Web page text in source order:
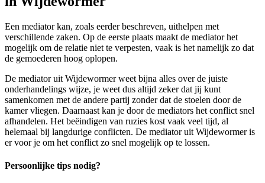
Een mediator kan, zoals eerder beschreven, uithelpen met
verschillende zaken. Op de eerste plaats maakt de mediator het
mogelijk om de relatie niet te verpesten, vaak is het namelijk zo dat
de gemoederen hoog oplopen.
De mediator uit Wijdewormer weet bijna alles over de juiste
onderhandelings wijze, je weet dus altijd zeker dat jij kunt
samenkomen met de andere partij zonder dat de stoelen door de
kamer vliegen. Daarnaast kan je door de mediators het conflict snel
afhandelen. Het beëindigen van ruzies kost vaak veel tijd, al
helemaal bij langdurige conflicten. De mediator uit Wijdewormer is
er voor je om het conflict zo snel mogelijk op te lossen.
Persoonlijke tips nodig?